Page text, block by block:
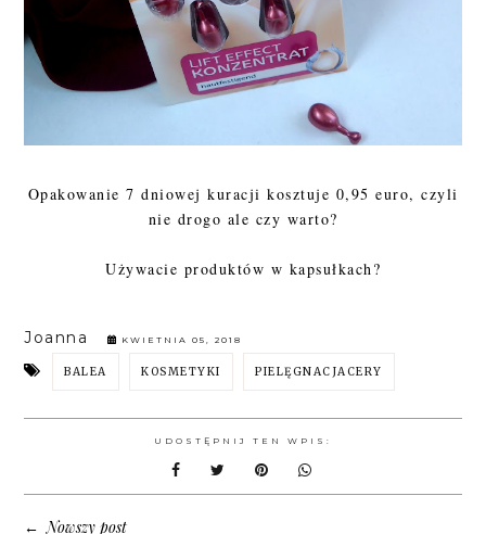
Opakowanie 7 dniowej kuracji kosztuje 0,95 euro, czyli
nie drogo ale czy warto?
Używacie produktów w kapsułkach?
Joanna KWIETNIA 05, 2018
BALEA KOSMETYKI PIELĘGNACJACERY
UDOSTĘPNIJ TEN WPIS:
←Nowszy post